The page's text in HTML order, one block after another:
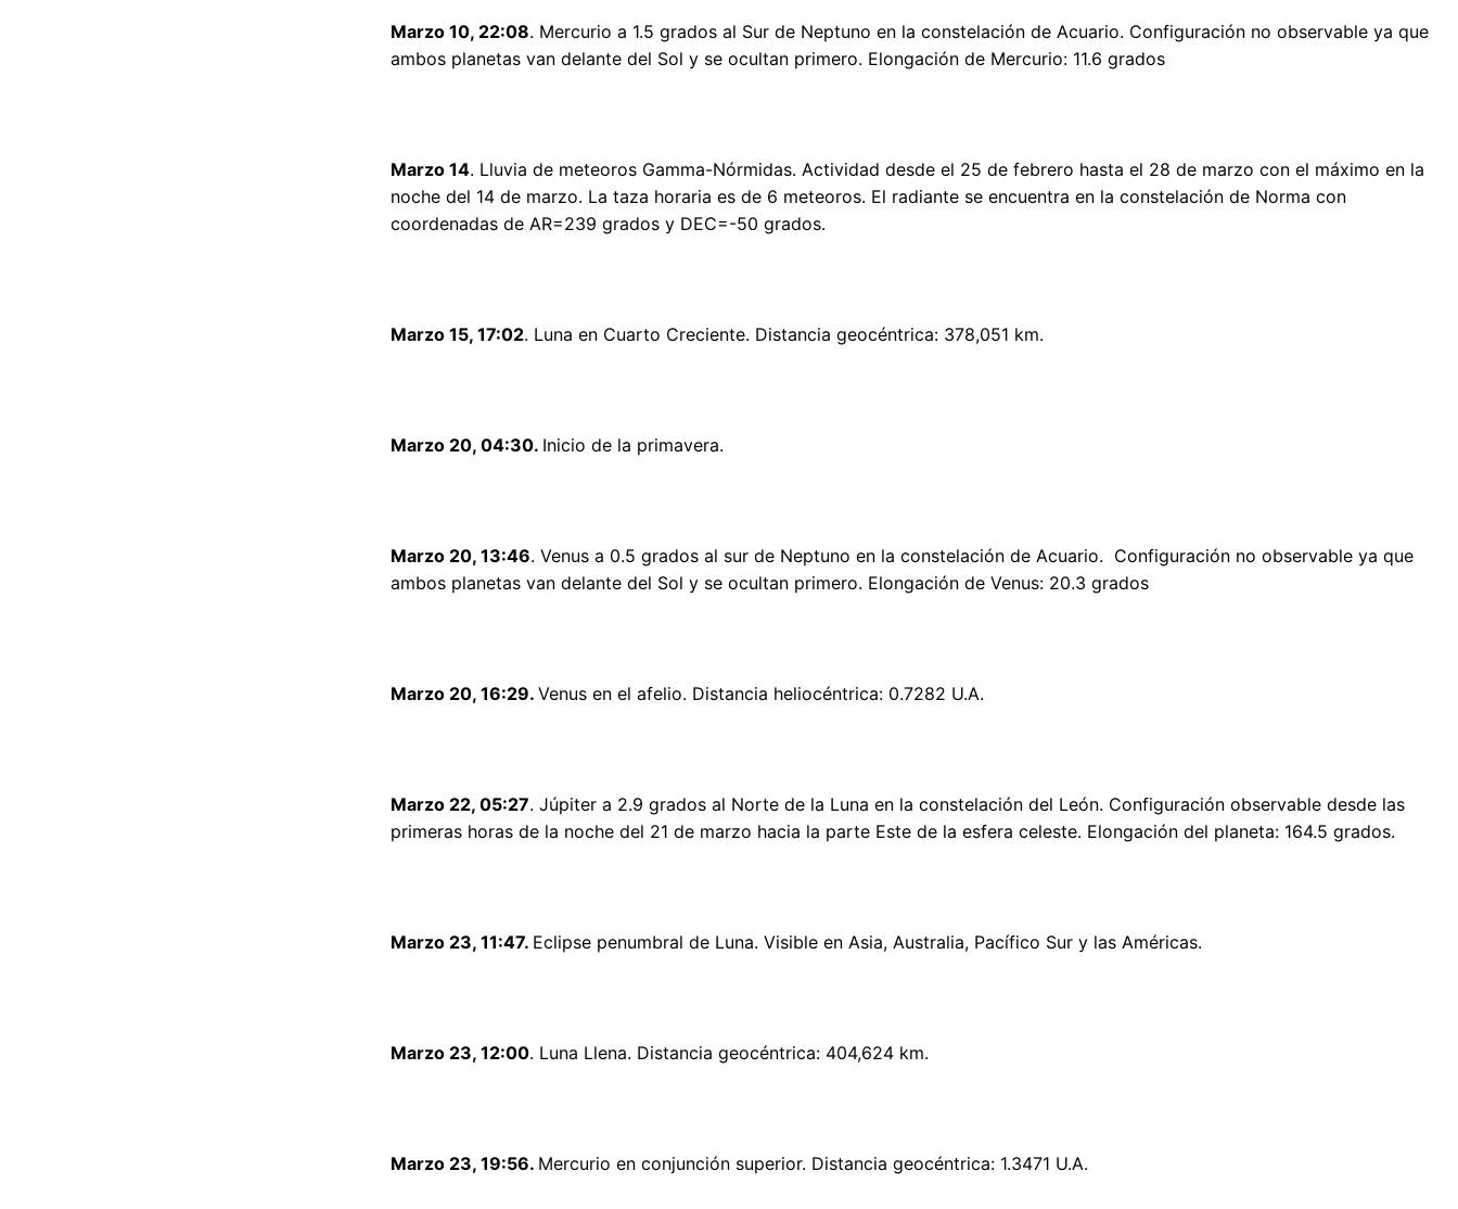
Marzo 10, 22:08. Mercurio a 1.5 grados al Sur de Neptuno en la constelación de Acuario. Configuración no observable ya que
ambos planetas van delante del Sol y se ocultan primero. Elongación de Mercurio: 11.6 grados
Marzo 14. Lluvia de meteoros Gamma-Nórmidas. Actividad desde el 25 de febrero hasta el 28 de marzo con el máximo en la
noche del 14 de marzo. La taza horaria es de 6 meteoros. El radiante se encuentra en la constelación de Norma con
coordenadas de AR=239 grados y DEC=-50 grados.
Marzo 15, 17:02. Luna en Cuarto Creciente. Distancia geocéntrica: 378,051 km.
Marzo 20, 04:30. Inicio de la primavera.
Marzo 20, 13:46. Venus a 0.5 grados al sur de Neptuno en la constelación de Acuario. Configuración no observable ya que
ambos planetas van delante del Sol y se ocultan primero. Elongación de Venus: 20.3 grados
Marzo 20, 16:29. Venus en el afelio. Distancia heliocéntrica: 0.7282 U.A.
Marzo 22, 05:27. Júpiter a 2.9 grados al Norte de la Luna en la constelación del León. Configuración observable desde las
primeras horas de la noche del 21 de marzo hacia la parte Este de la esfera celeste. Elongación del planeta: 164.5 grados.
Marzo 23, 11:47. Eclipse penumbral de Luna. Visible en Asia, Australia, Pacífico Sur y las Américas.
Marzo 23, 12:00. Luna Llena. Distancia geocéntrica: 404,624 km.
Marzo 23, 19:56. Mercurio en conjunción superior. Distancia geocéntrica: 1.3471 U.A.